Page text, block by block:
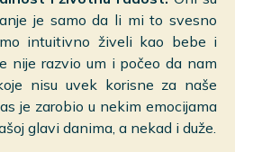
je samo da li mi to svesno
intuitivno živeli kao bebe i
nije razvio um i počeo da nam
nisu uvek korisne za naše
je zarobio u nekim emocijama
glavi danima, a nekad i duže.